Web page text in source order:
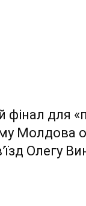
фінал для
Молдова
Олегу